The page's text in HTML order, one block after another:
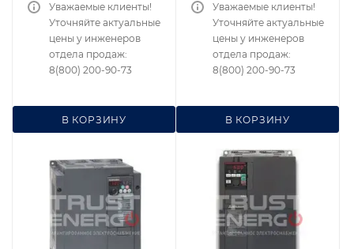
В КОРЗИНУ
Уважаемые клиенты!
Уточняйте актуальные
цены у инженеров
отдела продаж:
8(800) 200-90-73
В КОРЗИНУ
Уважаемые клиенты!
Уточняйте актуальные
цены у инженеров
отдела продаж:
8(800) 200-90-73